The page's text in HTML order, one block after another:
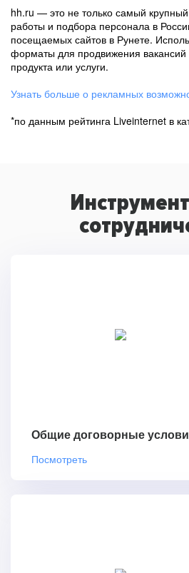
hh.ru — это не только самый
работы и подбора персонала в
посещаемых сайтов в Рунете.
форматы для продвижения
продукта или услуги.
Узнать больше о рекламных
*по данным рейтинга Liveinternet в
Общие договорные
Посмотреть